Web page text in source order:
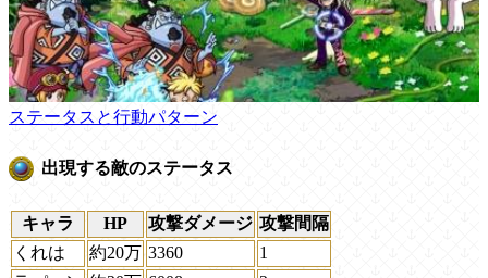
ステータスと行動パターン
出現する敵のステータス
キャラ HP 攻撃ダメージ 攻撃間隔
くれは
約20万 3360
1